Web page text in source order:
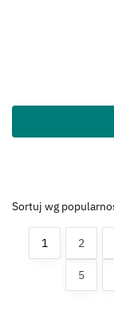
1 2
5